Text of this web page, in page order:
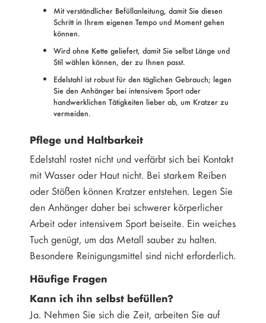
Mit verständlicher Befüllanleitung, damit Sie diesen
Schritt in Ihrem eigenen Tempo und Moment gehen
können.
Wird ohne Kette geliefert, damit Sie selbst Länge und
Stil wählen können, der zu Ihnen passt.
Edelstahl ist robust für den täglichen Gebrauch; legen
Sie den Anhänger bei intensivem Sport oder
handwerklichen Tätigkeiten lieber ab, um Kratzer zu
vermeiden.
Pflege und Haltbarkeit
Edelstahl rostet nicht und verfärbt sich bei Kontakt
mit Wasser oder Haut nicht. Bei starkem Reiben
oder Stößen können Kratzer entstehen. Legen Sie
den Anhänger daher bei schwerer körperlicher
Arbeit oder intensivem Sport beiseite. Ein weiches
Tuch genügt, um das Metall sauber zu halten.
Besondere Reinigungsmittel sind nicht erforderlich.
Häufige Fragen
Kann ich ihn selbst befüllen?
Ja. Nehmen Sie sich die Zeit, arbeiten Sie auf